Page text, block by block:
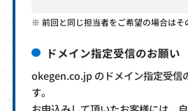
前回と同じ担当者をご希望の場合はそ
ドメイン指定受信のお願い
okegen.co.jp のドメイン指定受信
す。